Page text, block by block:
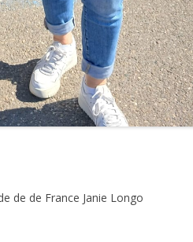
de de France Janie Longo